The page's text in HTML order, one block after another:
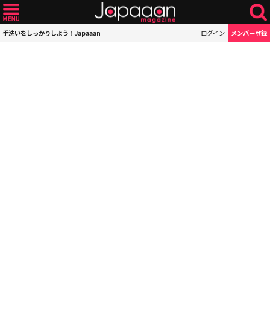
手洗いをしっかりしよう！Japaaan ログイン メンバー登録